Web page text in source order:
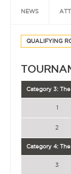
NEWS
QUALIFYING
Category 3:
1
2
Category 4:
3